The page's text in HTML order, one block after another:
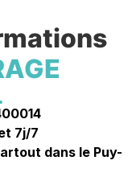
7j/7
dans le Puy-